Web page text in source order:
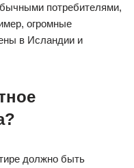
потребителями,
огромные
в Исландии и
должно быть